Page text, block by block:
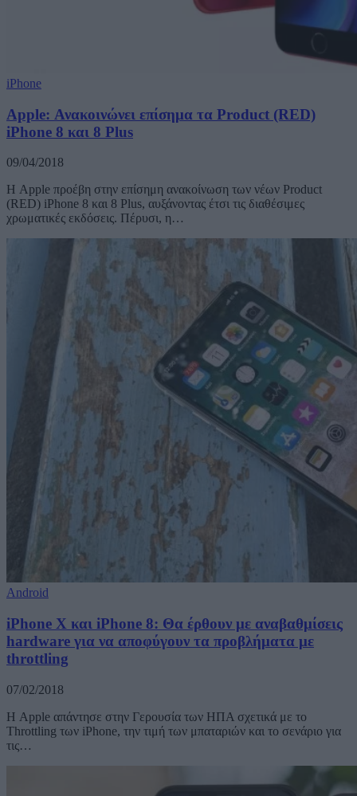
iPhone
Apple: Ανακοινώνει επίσημα τα Product (RED)
iPhone 8 και 8 Plus
09/04/2018
Η Apple προέβη στην επίσημη ανακοίνωση των νέων Product
(RED) iPhone 8 και 8 Plus, αυξάνοντας έτσι τις διαθέσιμες
χρωματικές εκδόσεις. Πέρυσι, η…
Android
iPhone X και iPhone 8: Θα έρθουν με αναβαθμίσεις
hardware για να αποφύγουν τα προβλήματα με
throttling
07/02/2018
Η Apple απάντησε στην Γερουσία των ΗΠΑ σχετικά με το
Throttling των iPhone, την τιμή των μπαταριών και το σενάριο για
τις…